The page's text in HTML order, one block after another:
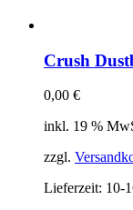
Crush
0,00 €
inkl. 19 %
zzgl.
Lieferzeit: 10-